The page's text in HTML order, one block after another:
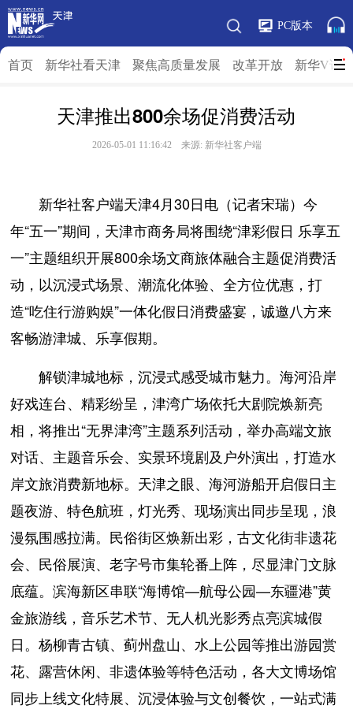
PC版本
首页 新华社看天津 聚焦高质量发展 改革开放 新华V访
天津推出800余场促消费活动
2026-05-01 11:16:42 来源: 新华社客户端
新华社客户端天津4月30日电（记者宋瑞）今
年“五一”期间，天津市商务局将围绕“津彩假日 乐享五
一”主题组织开展800余场文商旅体融合主题促消费活
动，以沉浸式场景、潮流化体验、全方位优惠，打
造“吃住行游购娱”一体化假日消费盛宴，诚邀八方来
客畅游津城、乐享假期。
解锁津城地标，沉浸式感受城市魅力。海河沿岸
好戏连台、精彩纷呈，津湾广场依托大剧院焕新亮
相，将推出“无界津湾”主题系列活动，举办高端文旅
对话、主题音乐会、实景环境剧及户外演出，打造水
岸文旅消费新地标。天津之眼、海河游船开启假日主
题夜游、特色航班，灯光秀、现场演出同步呈现，浪
漫氛围感拉满。民俗街区焕新出彩，古文化街非遗花
会、民俗展演、老字号市集轮番上阵，尽显津门文脉
底蕴。滨海新区串联“海博馆—航母公园—东疆港”黄
金旅游线，音乐艺术节、无人机光影秀点亮滨城假
日。杨柳青古镇、蓟州盘山、水上公园等推出游园赏
花、露营休闲、非遗体验等特色活动，各大文博场馆
同步上线文化特展、沉浸体验与文创餐饮，一站式满